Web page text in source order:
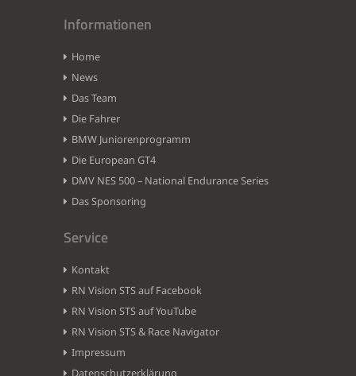
Informationen
Home
News
Das Team
Die Fahrer
BMW Juniorenprogramm
Die European GT4
DMV NES 500 – National Endurance Series
Das Sponsoring
Service
Kontakt
RN Vision STS auf Facebook
RN Vision STS auf YouTube
RN Vision STS & Race Navigator
Impressum
Datenschutzerklärung